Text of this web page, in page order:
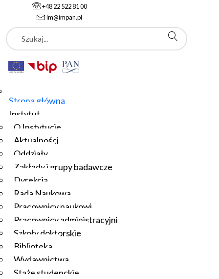
+48 22 522 81 00
im@impan.pl
Szukaj
Strona główna
Instytut
O Instytucie
Aktualności
Oddziały
Zakłady i grupy badawcze
Dyrekcja
Rada Naukowa
Pracownicy naukowi
Pracownicy administracyjni
Szkoły doktorskie
Biblioteka
Wydawnictwa
Staże studenckie